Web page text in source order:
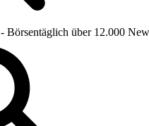
- Börsentäglich über 12.000